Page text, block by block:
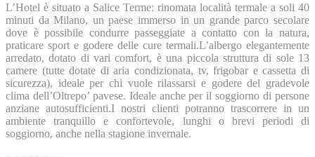
L’Hotel è situato a Salice Terme: rinomata località termale a soli 40
minuti da Milano, un paese immerso in un grande parco secolare
dove è possibile condurre passeggiate a contatto con la natura,
praticare sport e godere delle cure termali.L’albergo elegantemente
arredato, dotato di vari comfort, è una piccola struttura di sole 13
camere (tutte dotate di aria condizionata, tv, frigobar e cassetta di
sicurezza), ideale per chi vuole rilassarsi e godere del gradevole
clima dell’Oltrepo’ pavese. Ideale anche per il soggiorno di persone
anziane autosufficienti.I nostri clienti potranno trascorrere in un
ambiente tranquillo e confortevole, lunghi o brevi periodi di
soggiorno, anche nella stagione invernale​.​